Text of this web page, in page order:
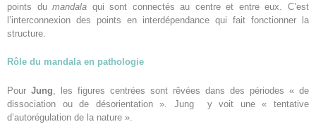
points dumandala qui sont connectés au centre et entre eux. C’est
l’interconnexion des points en interdépendance qui fait fonctionner la
structure.
Rôle du mandala en pathologie
Pour Jung , les figures centrées sont rêvées dans des périodes « de
dissociation ou de désorientation ». Jung y voit une « tentative
d’autorégulation de la nature ».